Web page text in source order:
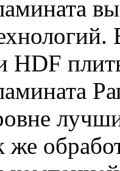
HDF
же